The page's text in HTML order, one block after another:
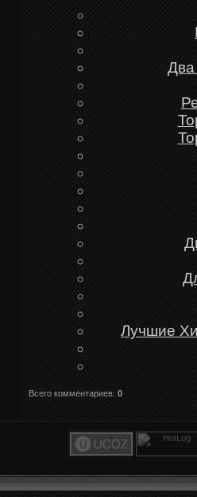
Два
Лучшие
Всего комментариев: 0